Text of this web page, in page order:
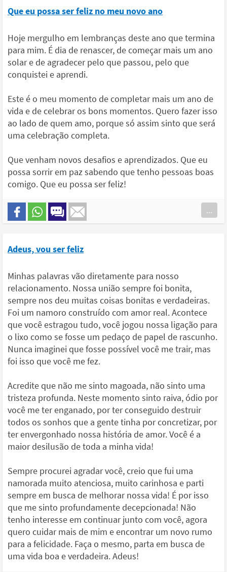
Que eu possa ser feliz no meu novo ano
Hoje mergulho em lembranças deste ano que termina
para mim. É dia de renascer, de começar mais um ano
solar e de agradecer pelo que passou, pelo que
conquistei e aprendi.
Este é o meu momento de completar mais um ano de
vida e de celebrar os bons momentos. Quero fazer isso
ao lado de quem amo, porque só assim sinto que será
uma celebração completa.
Que venham novos desafios e aprendizados. Que eu
possa sorrir em paz sabendo que tenho pessoas boas
comigo. Que eu possa ser feliz!
...
Adeus, vou ser feliz
Minhas palavras vão diretamente para nosso
relacionamento. Nossa união sempre foi bonita,
sempre nos deu muitas coisas bonitas e verdadeiras.
Foi um namoro construído com amor real. Acontece
que você estragou tudo, você jogou nossa ligação para
o lixo como se fosse um pedaço de papel de rascunho.
Nunca imaginei que fosse possível você me trair, mas
foi isso que você me fez.
Acredite que não me sinto magoada, não sinto uma
tristeza profunda. Neste momento sinto raiva, ódio por
você me ter enganado, por ter conseguido destruir
todos os sonhos que a gente tinha por concretizar, por
ter envergonhado nossa história de amor. Você é a
maior desilusão de toda a minha vida!
Sempre procurei agradar você, creio que fui uma
namorada muito atenciosa, muito carinhosa e parti
sempre em busca de melhorar nossa vida! É por isso
que me sinto profundamente decepcionada! Não
tenho interesse em continuar junto com você, agora
quero cuidar mais de mim e encontrar um novo rumo
para a felicidade. Faça o mesmo, parta em busca de
uma vida boa e verdadeira. Adeus!